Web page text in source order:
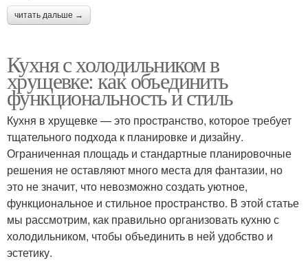
читать дальше →
Кухня с холодильником в
хрущевке: как объединить
функциональность и стиль
Кухня в хрущевке — это пространство, которое требует
тщательного подхода к планировке и дизайну.
Ограниченная площадь и стандартные планировочные
решения не оставляют много места для фантазии, но
это не значит, что невозможно создать уютное,
функциональное и стильное пространство. В этой статье
мы рассмотрим, как правильно организовать кухню с
холодильником, чтобы объединить в ней удобство и
эстетику.